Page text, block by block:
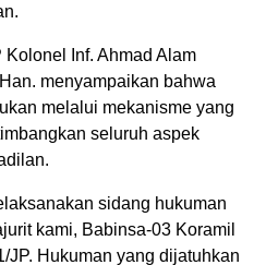
Inf. Ahmad Alam
menyampaikan bahwa
melalui mekanisme yang
seluruh aspek
sidang hukuman
kami, Babinsa-03 Koramil
JP. Hukuman yang dijatuhkan